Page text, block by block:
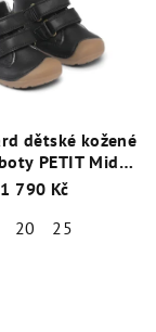
dětské kožené
PETIT Mid
106
1 790 Kč
20 25